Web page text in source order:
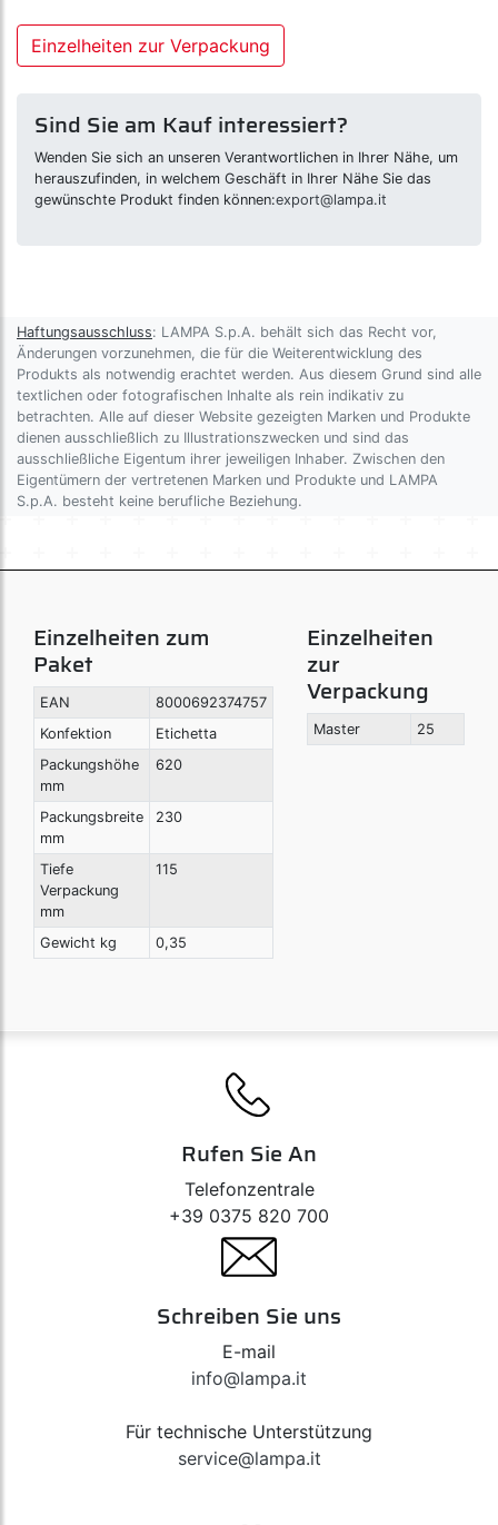
Einzelheiten zur Verpackung
Sind Sie am Kauf interessiert?
Wenden Sie sich an unseren Verantwortlichen in Ihrer Nähe, um
herauszufinden, in welchem Geschäft in Ihrer Nähe Sie das
gewünschte Produkt finden können:export@lampa.it
Haftungsausschluss: LAMPA S.p.A. behält sich das Recht vor,
Änderungen vorzunehmen, die für die Weiterentwicklung des
Produkts als notwendig erachtet werden. Aus diesem Grund sind alle
textlichen oder fotografischen Inhalte als rein indikativ zu
betrachten. Alle auf dieser Website gezeigten Marken und Produkte
dienen ausschließlich zu Illustrationszwecken und sind das
ausschließliche Eigentum ihrer jeweiligen Inhaber. Zwischen den
Eigentümern der vertretenen Marken und Produkte und LAMPA
S.p.A. besteht keine berufliche Beziehung.
Einzelheiten zum
Paket
EAN
8000692374757
Konfektion
Etichetta
Packungshöhe
mm
620
Packungsbreite
mm
230
Tiefe
Verpackung
mm
115
Gewicht kg 0,35
Einzelheiten
zur
Verpackung
Master 25
Rufen Sie An
Telefonzentrale
+39 0375 820 700
Schreiben Sie uns
E-mail
info@lampa.it
Für technische Unterstützung
service@lampa.it